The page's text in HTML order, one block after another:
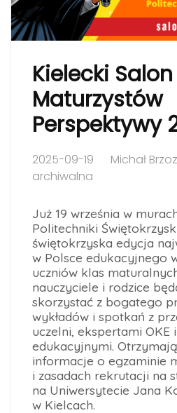
Kielecki Salon
Maturzystów
Perspektywy
2025-09-19 Michał
archiwalna
Już 19 września w
Politechniki
świętokrzyska edycja
w Polsce edukacyjnego
uczniów klas
nauczyciele i rodzice
skorzystać z bogatego
wykładów i spotkań z
uczelni, ekspertami OKE
edukacyjnymi.
informacje o egzaminie
i zasadach rekrutacji na
na Uniwersytecie Jana
w Kielcach.